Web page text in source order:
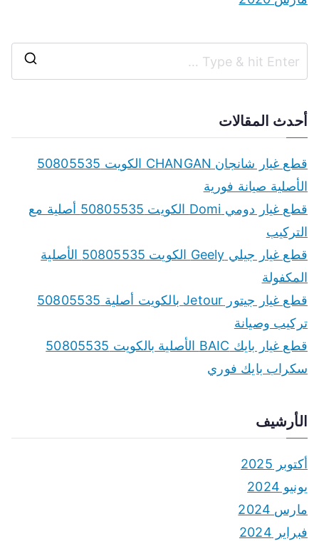
r
أحدث المقالات
قطع غيار شانجان CHANGAN الكويت 50805535
الأصلية صيانة فورية
قطع غيار دومي Domi الكويت 50805535 أصلية مع
التركيب
قطع غيار جيلي Geely الكويت 50805535 الأصلية
المكفولة
قطع غيار جيتور Jetour بالكويت أصلية 50805535
تركيب وصيانة
قطع غيار بايك BAIC الأصلية بالكويت 50805535
سكراب بايك فوري
الأرشيف
أكتوبر 2025
يونيو 2024
مارس 2024
فبراير 2024